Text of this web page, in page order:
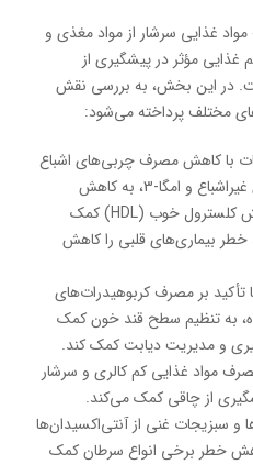
غذایی سرشار از مواد مغذی و
غذایی مؤثر در پیشگیری از
در این بخش، به بررسی نقش
مختلف پرداخته می‌شود:
با کاهش مصرف چربی‌های اشباع
و افزایش مصرف چربی‌های غیراشباع و امگا-3، به کاهش
کلسترول بد (LDL) و افزایش کلسترول خوب (HDL) کمک
خطر بیماری‌های قلبی را کاهش
تأکید بر مصرف کربوهیدرات‌های
به تنظیم سطح قند خون کمک
و مدیریت دیابت کمک کند.
مواد غذایی کم کالری و سرشار
از چاقی کمک می‌کند.
و سبزیجات غنی از آنتی‌اکسیدان‌ها
خطر برخی انواع سرطان کمک